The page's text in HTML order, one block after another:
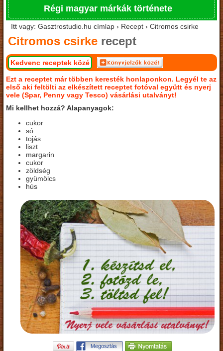
Régi magyar márkák története
Itt vagy: Gasztrostudio.hu címlap › Recept › Citromos csirke
Citromos csirke recept
Kedvenc receptek közé
Ezt a receptet már többen keresték honlaponkon. Legyél te az
első aki feltölti az elkészített receptet fotóval együtt és nyerj
vele (Spar, Penny vagy Tesco) vásárlási utalványt!
Mi kellhet hozzá? Alapanyagok:
cukor
só
tojás
liszt
margarin
cukor
zöldség
gyümölcs
hús